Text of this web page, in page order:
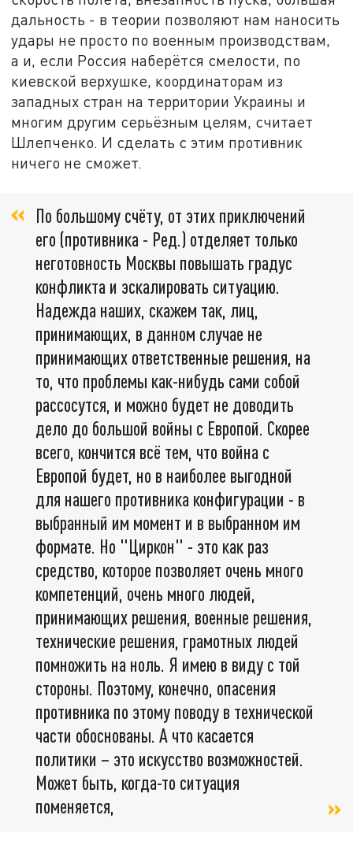
дальность - в теории позволяют нам наносить
удары не просто по военным производствам,
а и, если Россия наберётся смелости, по
киевской верхушке, координаторам из
западных стран на территории Украины и
многим другим серьёзным целям, считает
Шлепченко. И сделать с этим противник
ничего не сможет.
По большому счёту, от этих приключений
его (противника - Ред.) отделяет только
неготовность Москвы повышать градус
конфликта и эскалировать ситуацию.
Надежда наших, скажем так, лиц,
принимающих, в данном случае не
принимающих ответственные решения, на
то, что проблемы как-нибудь сами собой
рассосутся, и можно будет не доводить
дело до большой войны с Европой. Скорее
всего, кончится всё тем, что война с
Европой будет, но в наиболее выгодной
для нашего противника конфигурации - в
выбранный им момент и в выбранном им
формате. Но "Циркон" - это как раз
средство, которое позволяет очень много
компетенций, очень много людей,
принимающих решения, военные решения,
технические решения, грамотных людей
помножить на ноль. Я имею в виду с той
стороны. Поэтому, конечно, опасения
противника по этому поводу в технической
части обоснованы. А что касается
политики – это искусство возможностей.
Может быть, когда-то ситуация
поменяется,